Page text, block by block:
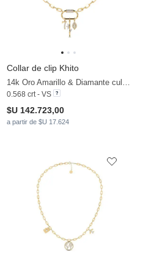
Collar de clip Khito
14k Oro Amarillo & Diamante cultivado en laboratorio
0.568 crt - VS
$U 142.723,00
a partir de $U 17.624